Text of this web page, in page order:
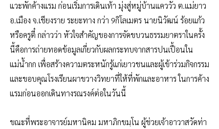
แวะพักค้างแรม ก่อนเริ่มการเดินเท้า มุ่งสู่หมู่บ้านแคววัว ต.แม่ยาว
อ.เมือง จ.เชียงราย ระยะทาง กว่า 9กิโลเมตร นายนิวัฒน์ ร้อยแก้ว
หรือครูตี๋ กล่าวว่า หัวใจสำคัญของการจัดขบวนธรรมยาตราในครั้ง
นี้คือการถ่ายทอดข้อมูลเกี่ยวกับผลกระทบจากสารปนเปื้อนใน
แม่น้ำกก เพื่อสร้างความตระหนักรู้แก่เยาวชนและผู้เข้าร่วมกิจกรรม
และขอบคุณโรงเรียนผาขวางวิทยาที่ให้ที่พักและอาหาร ในการค้าง
แรมก่อนออกเดินทางรณรงค์ต่อในวันนี้
ขณะที่พระอาจารย์มหานิคม มหาภิกขมฺโน ผู้ช่วยเจ้าอาวาสวัดท่า